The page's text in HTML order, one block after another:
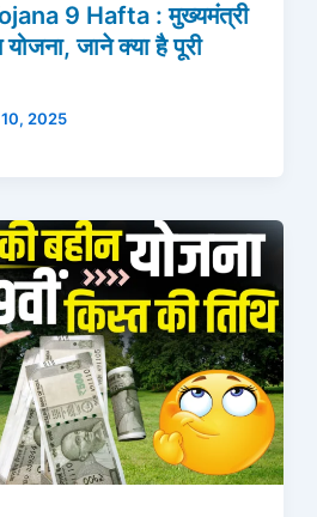
9 Hafta : मुख्यमंत्री
जाने क्या है पूरी
2025